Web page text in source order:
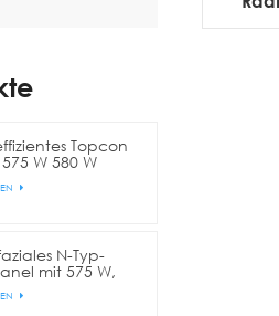
Topcon
W 580 W
Solarmodul
N-Typ-
mit 575 W,
590 W, 600 W
Zellen